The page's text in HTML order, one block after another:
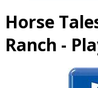
Horse
Ranch -